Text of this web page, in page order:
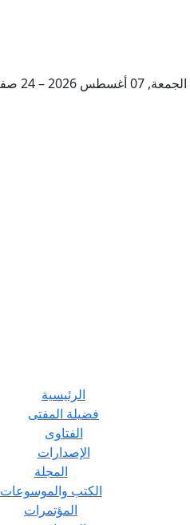
الجمعة, 07 أغسطس 2026 – 24 صفر 1448 هـ
الرئيسية
فضيلة المفتى
الفتاوى
الإصدارات
المجلة
الكتب والموسوعات
المؤتمرات